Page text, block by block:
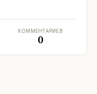
КОММЕНТАРИЕВ
0